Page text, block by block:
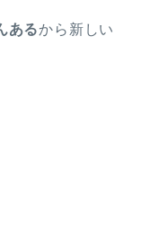
あるから新しい